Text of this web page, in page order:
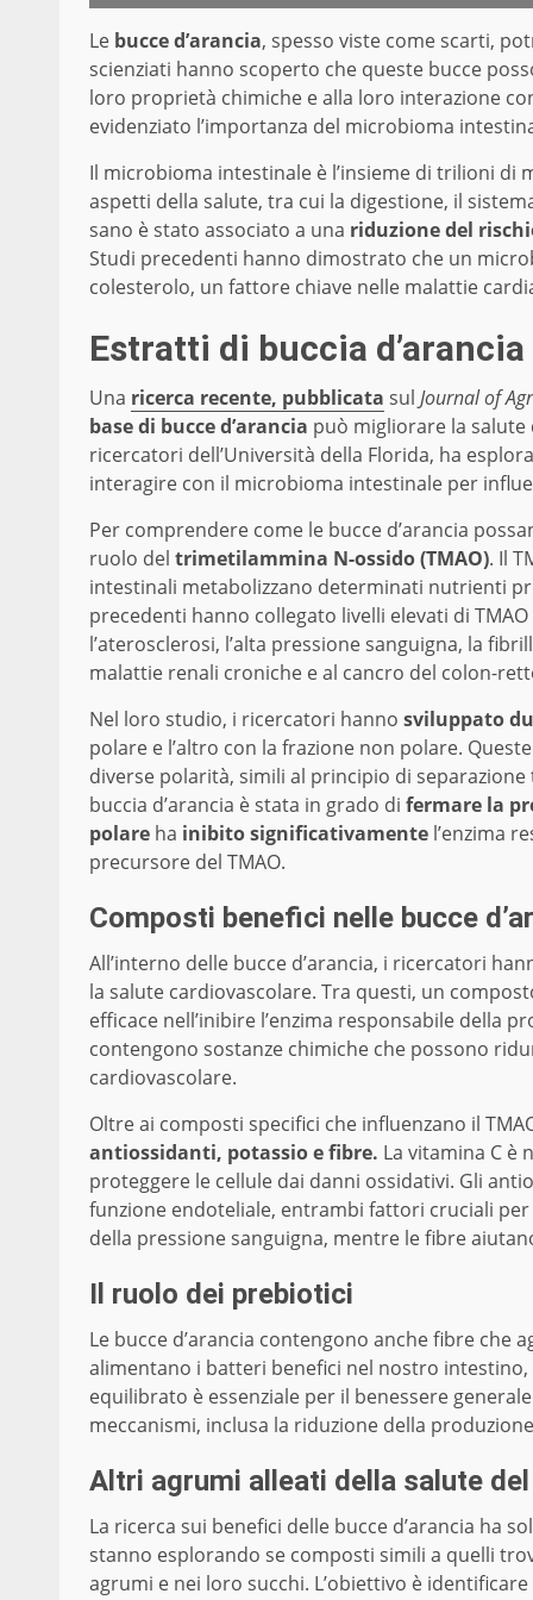
Le bucce d’arancia, spesso viste come scarti,
scienziati hanno scoperto che queste bucce
loro proprietà chimiche e alla loro interazione
evidenziato l’importanza del microbioma
Il microbioma intestinale è l’insieme di trilioni di
aspetti della salute, tra cui la digestione, il
sano è stato associato a una riduzione del
Studi precedenti hanno dimostrato che un
colesterolo, un fattore chiave nelle malattie
Estratti di buccia
Una ricerca recente, pubblicata sul Journal of
base di bucce d’arancia può migliorare la
ricercatori dell’Università della Florida, ha
interagire con il microbioma intestinale per
Per comprendere come le bucce d’arancia
ruolo del trimetilammina N-ossido (TMAO). Il
intestinali metabolizzano determinati nutrienti
precedenti hanno collegato livelli elevati di
l’aterosclerosi, l’alta pressione sanguigna, la
malattie renali croniche e al cancro del colon-
Nel loro studio, i ricercatori hanno sviluppato
polare e l’altro con la frazione non polare.
diverse polarità, simili al principio di
buccia d’arancia è stata in grado di fermare la
polare ha inibito significativamente l’enzima
precursore del TMAO.
Composti benefici nelle bucce
All’interno delle bucce d’arancia, i ricercatori
la salute cardiovascolare. Tra questi, un
efficace nell’inibire l’enzima responsabile della
contengono sostanze chimiche che possono
cardiovascolare.
Oltre ai composti specifici che influenzano il
antiossidanti, potassio e fibre. La vitamina C è
proteggere le cellule dai danni ossidativi. Gli
funzione endoteliale, entrambi fattori cruciali
della pressione sanguigna, mentre le fibre
Il ruolo dei prebiotici
Le bucce d’arancia contengono anche fibre che
alimentano i batteri benefici nel nostro
equilibrato è essenziale per il benessere
meccanismi, inclusa la riduzione della
Altri agrumi alleati della salute
La ricerca sui benefici delle bucce d’arancia ha
stanno esplorando se composti simili a quelli
agrumi e nei loro succhi. L’obiettivo è